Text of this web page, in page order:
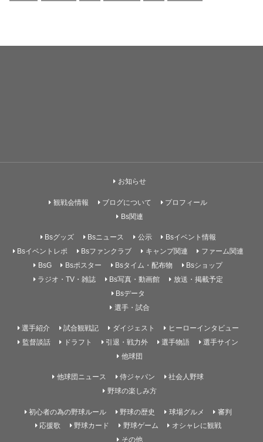
お知らせ
観戦会情報 ブログについて
プロフィール
Bs関連
Bsグッズ Bsニュース 公示
Bsイベント情報
Bsイベントレポ
Bsファンクラブ キャンプ関連
ファーム関連
BsG
Bsポスター Bsタイム・配布物
Bsショップ
ラジオ・TV・雑誌
Bs写真・動画館
放送・掲載予定
Bsデータ
選手・試合
選手紹介 試合観戦記 ダイジェスト
ヒーローインタビュー
監督談話
ドラフト 引退・戦力外 選手物語
選手サイン
他球団
他球団ニュース 侍ジャパン
社会人野球
野球の楽しみ方
初心者の為の野球ルール 野球の歴史 球場グルメ
審判
応援歌
野球カード 野球ゲーム
オシャレに観戦
その他